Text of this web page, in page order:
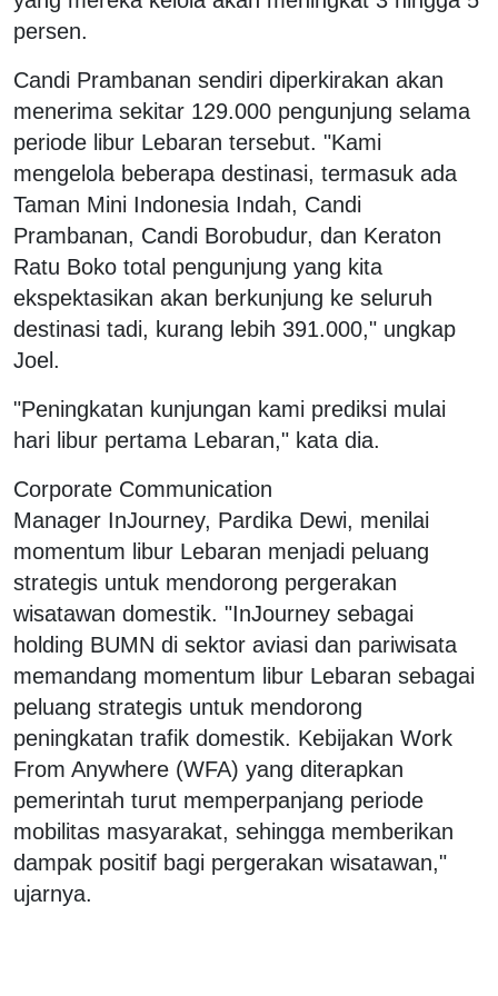
persen.
Candi Prambanan sendiri diperkirakan akan
menerima sekitar 129.000 pengunjung selama
periode libur Lebaran tersebut. "Kami
mengelola beberapa destinasi, termasuk ada
Taman Mini Indonesia Indah, Candi
Prambanan, Candi Borobudur, dan Keraton
Ratu Boko total pengunjung yang kita
ekspektasikan akan berkunjung ke seluruh
destinasi tadi, kurang lebih 391.000," ungkap
Joel.
"Peningkatan kunjungan kami prediksi mulai
hari libur pertama Lebaran," kata dia.
Corporate Communication
Manager InJourney, Pardika Dewi, menilai
momentum libur Lebaran menjadi peluang
strategis untuk mendorong pergerakan
wisatawan domestik. "InJourney sebagai
holding BUMN di sektor aviasi dan pariwisata
memandang momentum libur Lebaran sebagai
peluang strategis untuk mendorong
peningkatan trafik domestik. Kebijakan Work
From Anywhere (WFA) yang diterapkan
pemerintah turut memperpanjang periode
mobilitas masyarakat, sehingga memberikan
dampak positif bagi pergerakan wisatawan,"
ujarnya.